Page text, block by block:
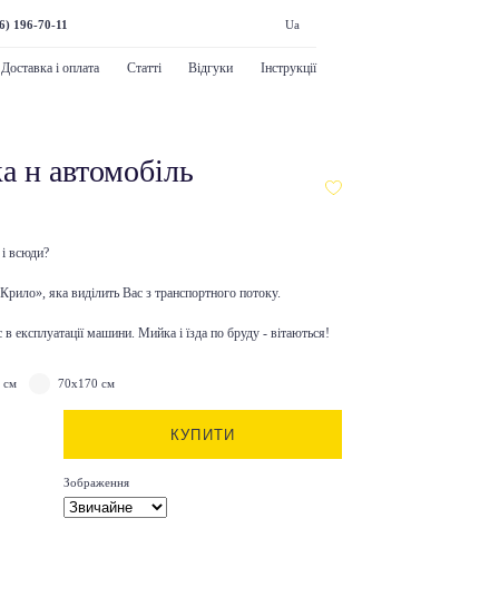
196-70-11 Ua
Доставка і оплата Статті Відгуки Інструкції
н автомобіль
всюди?
яка виділить Вас з транспортного потоку.
експлуатації машини. Мийка і їзда по бруду - вітаються!
см 70x170 см
КУПИТИ
Зображення